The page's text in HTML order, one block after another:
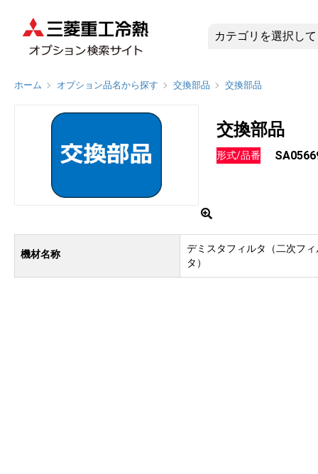
SA05669
ホーム オプション品名から探す 交換部品 交換部品
交換部品
形式/品番
機材名称
デミスタフィルタ（二次フィ
タ）